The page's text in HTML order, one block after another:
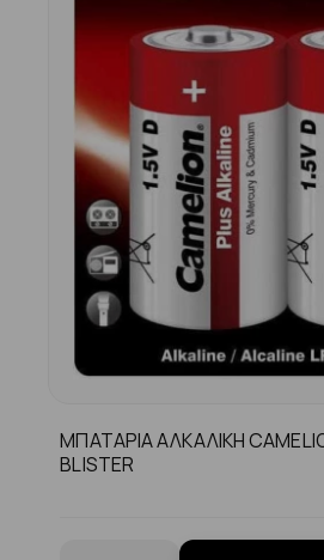
MΠΑΤΑΡΙΑ ΑΛΚΑΛΙΚΗ
BLISTER